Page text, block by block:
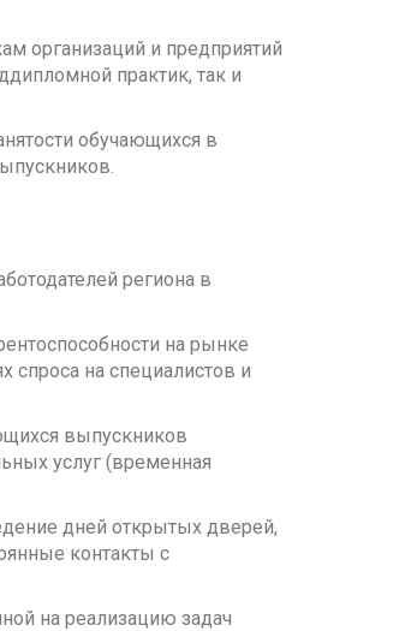
организаций и предприятий
практик, так и
обучающихся в
региона в
на рынке
спроса на специалистов и
выпускников
услуг (временная
дней открытых дверей,
контакты с
на реализацию задач